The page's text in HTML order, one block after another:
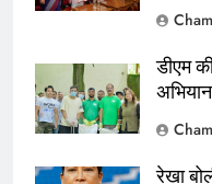
डीएम
रेखा